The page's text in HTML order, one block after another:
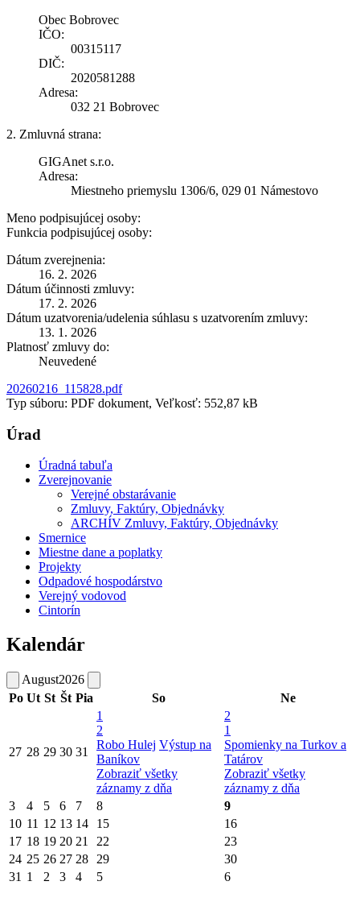
Obec Bobrovec
IČO:
00315117
DIČ:
2020581288
Adresa:
032 21 Bobrovec
2. Zmluvná strana:
GIGAnet s.r.o.
Adresa:
Miestneho priemyslu 1306/6, 029 01 Námestovo
Meno podpisujúcej osoby:
Funkcia podpisujúcej osoby:
Dátum zverejnenia:
16. 2. 2026
Dátum účinnosti zmluvy:
17. 2. 2026
Dátum uzatvorenia/udelenia súhlasu s uzatvorením zmluvy:
13. 1. 2026
Platnosť zmluvy do:
Neuvedené
20260216_115828.pdf
Typ súboru: PDF dokument, Veľkosť: 552,87 kB
Úrad
Úradná tabuľa
Zverejnovanie
Verejné obstarávanie
Zmluvy, Faktúry, Objednávky
ARCHÍV Zmluvy, Faktúry, Objednávky
Smernice
Miestne dane a poplatky
Projekty
Odpadové hospodárstvo
Verejný vodovod
Cintorín
Kalendár
August2026
Po Ut St Št Pia So Ne
27 28 29 30 31
1
2
Robo Hulej Výstup na
Baníkov
Zobraziť všetky
záznamy z dňa
2
1
Spomienky na Turkov a
Tatárov
Zobraziť všetky
záznamy z dňa
3
4 5 6 7 8
9
10 11 12 13 14 15
16
17 18 19 20 21 22
23
24 25 26 27 28 29
30
31 1 2 3 4 5 6